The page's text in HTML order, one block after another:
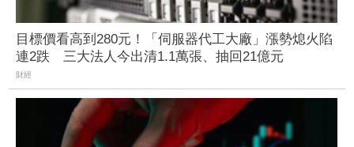
目標價看高到280元！「伺服器代工大廠」漲勢熄火陷
連2跌 三大法人今出清1.1萬張、抽回21億元
財經